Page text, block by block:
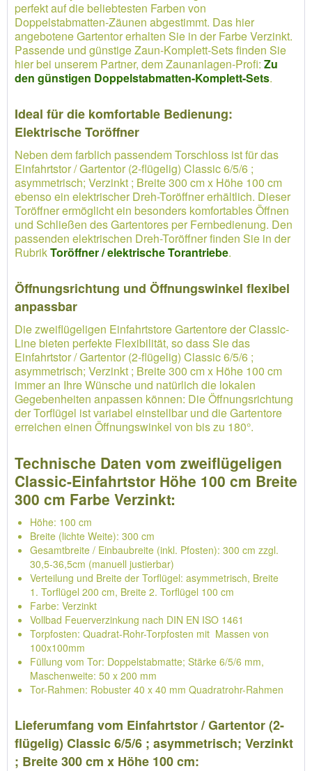
perfekt auf die beliebtesten Farben von
Doppelstabmatten-Zäunen abgestimmt. Das hier
angebotene Gartentor erhalten Sie in der Farbe Verzinkt.
Passende und günstige Zaun-Komplett-Sets finden Sie
hier bei unserem Partner, dem Zaunanlagen-Profi: Zu
den günstigen Doppelstabmatten-Komplett-Sets.
Ideal für die komfortable Bedienung:
Elektrische Toröffner
Neben dem farblich passendem Torschloss ist für das
Einfahrtstor / Gartentor (2-flügelig) Classic 6/5/6 ;
asymmetrisch; Verzinkt ; Breite 300 cm x Höhe 100 cm
ebenso ein elektrischer Dreh-Toröffner erhältlich. Dieser
Toröffner ermöglicht ein besonders komfortables Öffnen
und Schließen des Gartentores per Fernbedienung. Den
passenden elektrischen Dreh-Toröffner finden Sie in der
RubrikToröffner / elektrische Torantriebe.
Öffnungsrichtung und Öffnungswinkel flexibel
anpassbar
Die zweiflügeligen Einfahrtstore Gartentore der Classic-
Line bieten perfekte Flexibilität, so dass Sie das
Einfahrtstor / Gartentor (2-flügelig) Classic 6/5/6 ;
asymmetrisch; Verzinkt ; Breite 300 cm x Höhe 100 cm
immer an Ihre Wünsche und natürlich die lokalen
Gegebenheiten anpassen können: Die Öffnungsrichtung
der Torflügel ist variabel einstellbar und die Gartentore
erreichen einen Öffnungswinkel von bis zu 180°.
Technische Daten vom zweiflügeligen
Classic-Einfahrtstor Höhe 100 cm Breite
300 cm Farbe Verzinkt:
Höhe: 100 cm
Breite (lichte Weite): 300 cm
Gesamtbreite / Einbaubreite (inkl. Pfosten): 300 cm zzgl.
30,5-36,5cm (manuell justierbar)
Verteilung und Breite der Torflügel: asymmetrisch, Breite
1. Torflügel 200 cm, Breite 2. Torflügel 100 cm
Farbe: Verzinkt
Vollbad Feuerverzinkung nach DIN EN ISO 1461
Torpfosten: Quadrat-Rohr-Torpfosten mit Massen von
100x100mm
Füllung vom Tor: Doppelstabmatte; Stärke 6/5/6 mm,
Maschenweite: 50 x 200 mm
Tor-Rahmen: Robuster 40 x 40 mm Quadratrohr-Rahmen
Lieferumfang vom Einfahrtstor / Gartentor (2-
flügelig) Classic 6/5/6 ; asymmetrisch; Verzinkt
; Breite 300 cm x Höhe 100 cm: